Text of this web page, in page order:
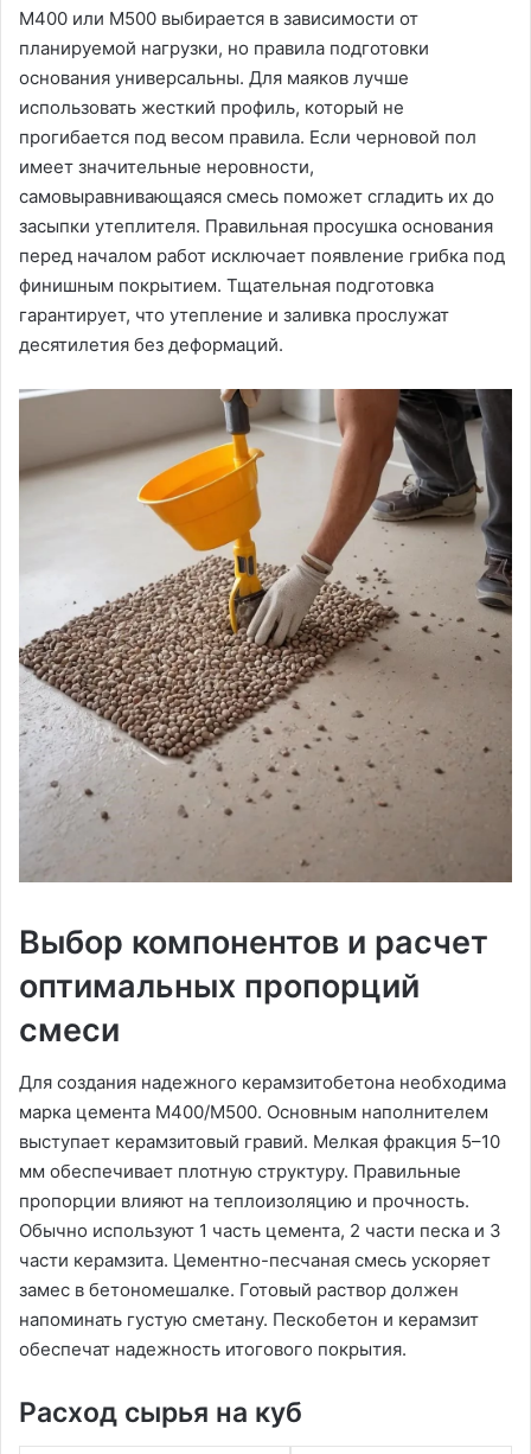
М400 или М500 выбирается в зависимости от
планируемой нагрузки, но правила подготовки
основания универсальны. Для маяков лучше
использовать жесткий профиль, который не
прогибается под весом правила. Если черновой пол
имеет значительные неровности,
самовыравнивающаяся смесь поможет сгладить их до
засыпки утеплителя. Правильная просушка основания
перед началом работ исключает появление грибка под
финишным покрытием. Тщательная подготовка
гарантирует, что утепление и заливка прослужат
десятилетия без деформаций.
Выбор компонентов и расчет
оптимальных пропорций
смеси
Для создания надежного керамзитобетона необходима
марка цемента М400/М500. Основным наполнителем
выступает керамзитовый гравий. Мелкая фракция 5–10
мм обеспечивает плотную структуру. Правильные
пропорции влияют на теплоизоляцию и прочность.
Обычно используют 1 часть цемента, 2 части песка и 3
части керамзита. Цементно-песчаная смесь ускоряет
замес в бетономешалке. Готовый раствор должен
напоминать густую сметану. Пескобетон и керамзит
обеспечат надежность итогового покрытия.
Расход сырья на куб